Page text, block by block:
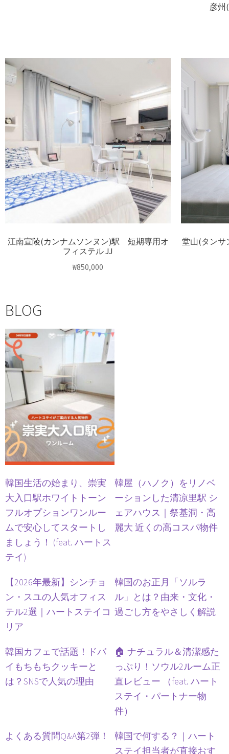
彦州
江南宣陵(カンナムソンヌン)駅 短期専用オ
フィステル JJ
₩850,000
堂山(タンサ
BLOG
韓国生活の始まり、崇実
大入口駅ホワイトトーン
フルオプションワンルー
ムで安心してスタートし
ましょう！ (feat. ハートス
テイ)
韓屋（ハノク）をリノベ
ーションした清凉里駅 シ
ェアハウス｜祭基洞・高
麗大 近くの高コスパ物件
【2026年最新】シンチョ
ン・スユの人気オフィス
テル2選｜ハートステイコ
リア
韓国のお正月「ソルラ
ル」とは？由来・文化・
過ごし方をやさしく解説
韓国カフェで話題！ドバ
イもちもちクッキーと
は？SNSで人気の理由
🏠 ナチュラル＆清潔感た
っぷり！ソウル2ルーム正
直レビュー （feat. ハート
ステイ・パートナー物
件）
よくある質問Q&A第2弾！
韓国で何する？｜ハート
ステイ担当者が直接おす